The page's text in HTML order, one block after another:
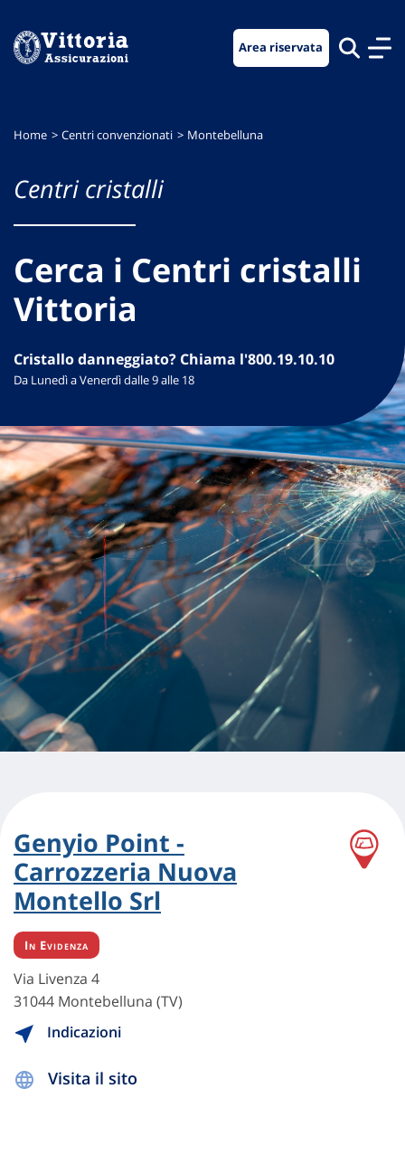
menu
contenuto
footer
Area riservata
Home Centri convenzionati Montebelluna
Centri cristalli
Cerca i Centri cristalli
Vittoria
Cristallo danneggiato? Chiama l'800.19.10.10
Da Lunedì a Venerdì dalle 9 alle 18
Genyio Point -
Carrozzeria Nuova
Montello Srl
In Evidenza
Via Livenza 4
31044 Montebelluna (TV)
Indicazioni
Visita il sito